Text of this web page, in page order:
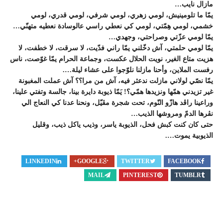
مازال نايب…
يمّا ما تلومينيش، لومي زهري، لومي شرفي، لومي قدري، لومي
خشمي، لومي هِمّتي، لومي كي نعطي راسي عالوسادة نعطيه متهنّي…
يمّا لومي عزّتي وصراحتي، وجهدي…
يمّا لومي حلمتي، آش دخّلني يمّا راني فدّيت، لا سرقت، لا خطفت، لا
هزيت متاع الغير، نويت الحلال عكست، وجماعة الحرام يمّا غوّصت، ناس
رفست الملاين، وأحنا مازلنا نلوّجوا على عشاء ليلة….
يمّا نصّي لولاني مازلت ندعثر فيه، آش من مرا؟؟ آش عملت المغبونة
غير تزيدني همّها ونزيدها همّي؟! يَمّا ذيوبة دايرة بينا، جالسة وتفتي علينا،
وراعينا راڨد هازّو النّوم، تحت شجرة مڨيّل، ونحنا عدنا كي النعاج الي
نڨرها الدمّ ومروشها الذيب…
حتى كان كنت كبش فحل، الذيوبة ياسر، وذيب ياكل ذيب، وقليل
الذيوبية يموت….
FACEBOOK
TWITTER
GOOGLE+
LINKEDIN
TUMBLR
PINTEREST
MAIL